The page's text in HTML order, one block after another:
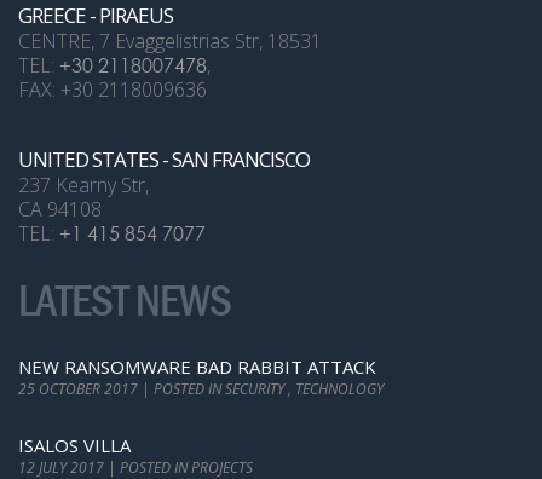
GREECE - PIRAEUS
CENTRE, 7 Evaggelistrias Str, 18531
TEL: +30 2118007478,
FAX: +30 2118009636
UNITED STATES - SAN FRANCISCO
237 Kearny Str,
CA 94108
TEL: +1 415 854 7077
LATEST NEWS
NEW RANSOMWARE BAD RABBIT ATTACK
25 OCTOBER 2017 | POSTED IN SECURITY , TECHNOLOGY
ISALOS VILLA
12 JULY 2017 | POSTED IN PROJECTS